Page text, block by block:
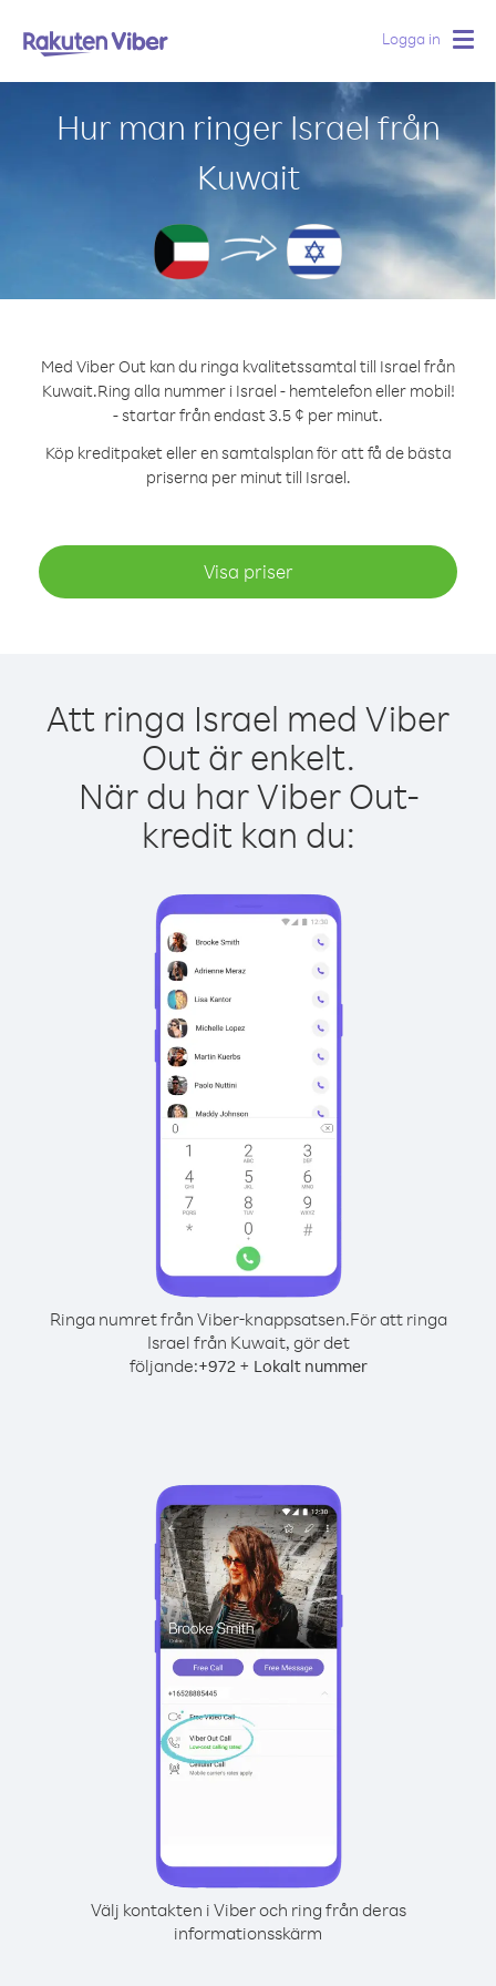
Logga in
Hur man ringer Israel från
Kuwait
Med Viber Out kan du ringa kvalitetssamtal till Israel från
Kuwait.Ring alla nummer i Israel - hemtelefon eller mobil!
- startar från endast 3.5 ¢ per minut.
Köp kreditpaket eller en samtalsplan för att få de bästa
priserna per minut till Israel.
Visa priser
Att ringa Israel med Viber
Out är enkelt.
När du har Viber Out-
kredit kan du:
Ringa numret från Viber-knappsatsen.För att ringa
Israel från Kuwait, gör det
följande:+972+ Lokalt nummer
Välj kontakten i Viber och ring från deras
informationsskärm